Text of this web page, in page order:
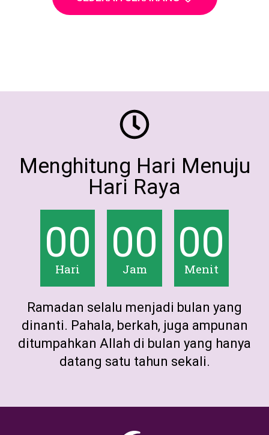
Menghitung Hari Menuju
Hari Raya
00
Hari
00
Jam
00
Menit
Ramadan selalu menjadi bulan yang
dinanti. Pahala, berkah, juga ampunan
ditumpahkan Allah di bulan yang hanya
datang satu tahun sekali.